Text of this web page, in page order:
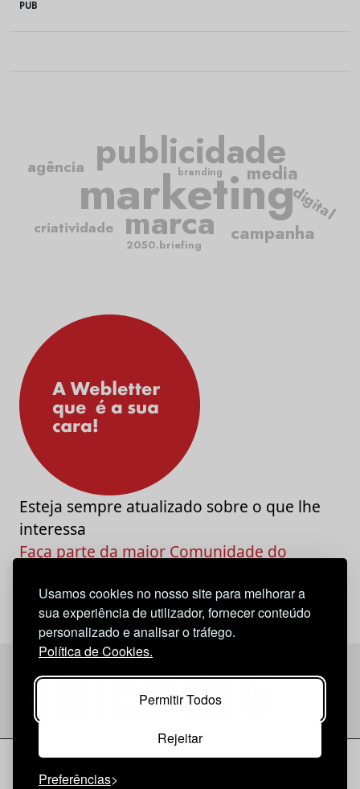
Usamos cookies no nosso site para melhorar a
sua experiência de utilizador, fornecer conteúdo
personalizado e analisar o tráfego.
Política de Cookies.
Permitir Todos
Rejeitar
Preferências
PUB
marketing
publicidade
marca
criatividade campanha
media
agência
digital
2050.briefing
branding
Esteja sempre atualizado sobre o que lhe
interessa
Faça parte da maior Comunidade do
Política de Cookies